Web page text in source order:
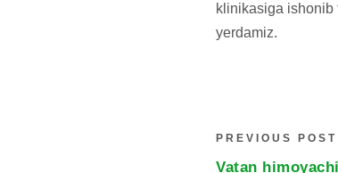
klinikasiga ishonib
yerdamiz.
PREVIOUS POST
Vatan